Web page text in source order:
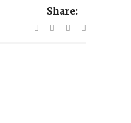
Share: